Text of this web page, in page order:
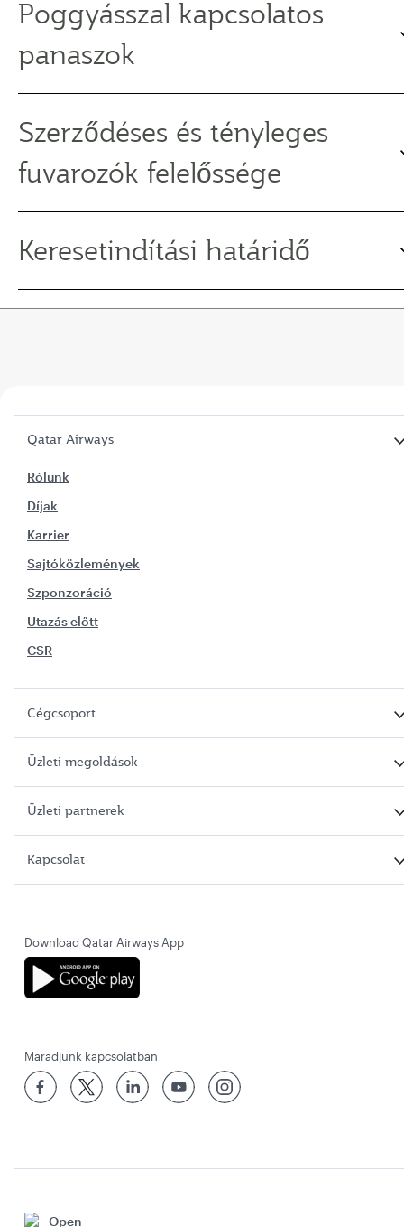
Poggyásszal kapcsolatos
panaszok
Szerződéses és tényleges
fuvarozók felelőssége
Keresetindítási határidő
Qatar Airways
Rólunk
Díjak
Karrier
Sajtóközlemények
Szponzoráció
Utazás előtt
CSR
Cégcsoport
Üzleti megoldások
Üzleti partnerek
Kapcsolat
Download Qatar Airways App
Maradjunk kapcsolatban